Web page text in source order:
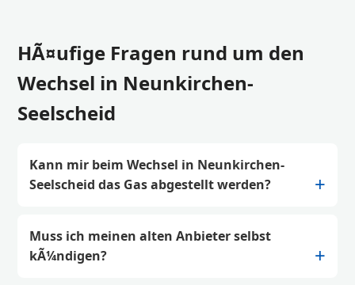
HÃ¤ufige Fragen rund um den
Wechsel in Neunkirchen-
Seelscheid
Kann mir beim Wechsel in Neunkirchen-
Seelscheid das Gas abgestellt werden?
Muss ich meinen alten Anbieter selbst
kÃ¼ndigen?